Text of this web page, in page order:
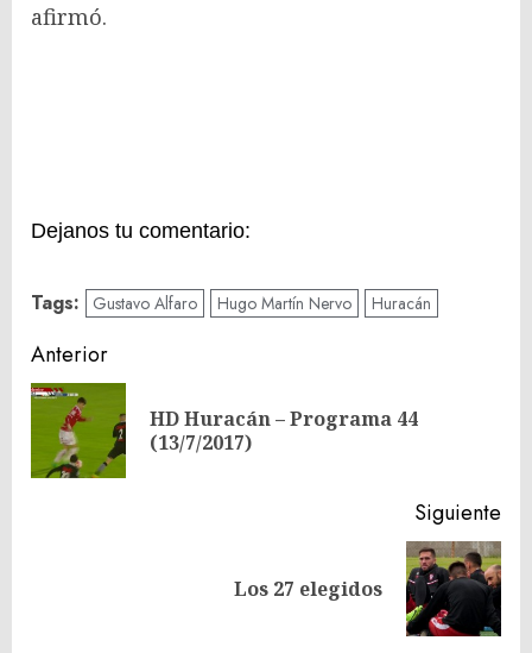
afirmó.
Dejanos tu comentario:
Tags: Gustavo Alfaro Hugo Martín Nervo Huracán
Navegación
de
entradas
Anterior
HD Huracán – Programa 44
(13/7/2017)
Siguiente
Los 27 elegidos